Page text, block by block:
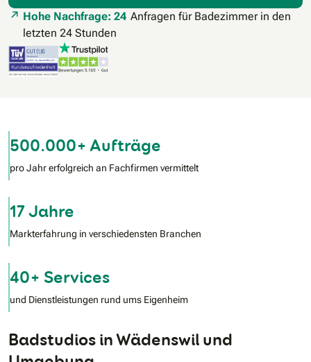
Hohe Nachfrage: 24 Anfragen für Badezimmer in den
letzten 24 Stunden
500.000+ Aufträge
pro Jahr erfolgreich an Fachfirmen vermittelt
17 Jahre
Markterfahrung in verschiedensten Branchen
40+ Services
und Dienstleistungen rund ums Eigenheim
Badstudios in Wädenswil und